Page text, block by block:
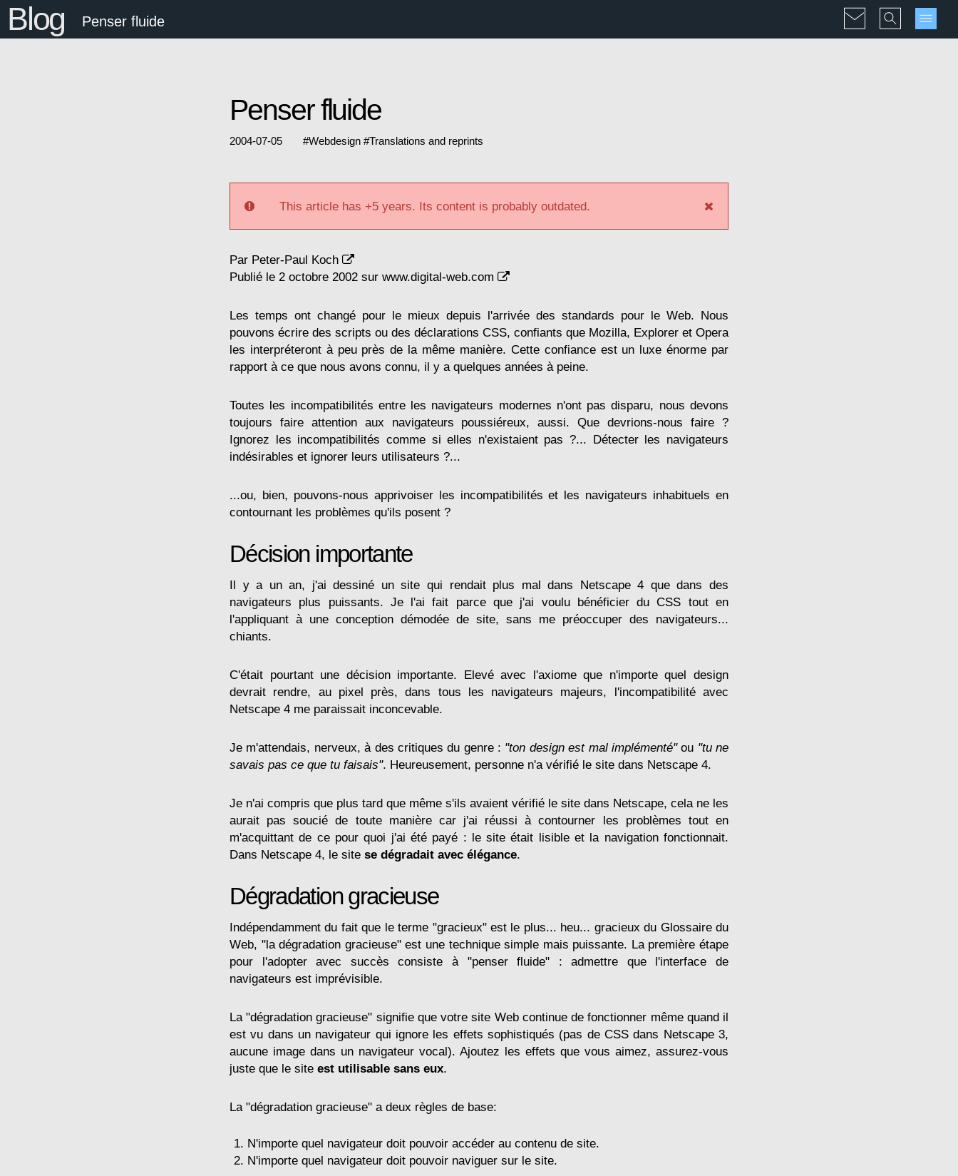
Blog Penser fluide
Penser fluide
2004-07-05 #Webdesign #Translations and reprints
This article has +5 years. Its content is probably outdated.
Par Peter-Paul Koch
Publié le 2 octobre 2002 sur www.digital-web.com
Les temps ont changé pour le mieux depuis l'arrivée des standards pour le Web. Nous
pouvons écrire des scripts ou des déclarations CSS, confiants que Mozilla, Explorer et Opera
les interpréteront à peu près de la même manière. Cette confiance est un luxe énorme par
rapport à ce que nous avons connu, il y a quelques années à peine.
Toutes les incompatibilités entre les navigateurs modernes n'ont pas disparu, nous devons
toujours faire attention aux navigateurs poussiéreux, aussi. Que devrions-nous faire ?
Ignorez les incompatibilités comme si elles n'existaient pas ?... Détecter les navigateurs
indésirables et ignorer leurs utilisateurs ?...
...ou, bien, pouvons-nous apprivoiser les incompatibilités et les navigateurs inhabituels en
contournant les problèmes qu'ils posent ?
Décision importante
Il y a un an, j'ai dessiné un site qui rendait plus mal dans Netscape 4 que dans des
navigateurs plus puissants. Je l'ai fait parce que j'ai voulu bénéficier du CSS tout en
l'appliquant à une conception démodée de site, sans me préoccuper des navigateurs...
chiants.
C'était pourtant une décision importante. Elevé avec l'axiome que n'importe quel design
devrait rendre, au pixel près, dans tous les navigateurs majeurs, l'incompatibilité avec
Netscape 4 me paraissait inconcevable.
Je m'attendais, nerveux, à des critiques du genre : "ton design est mal implémenté"ou "tu ne
savais pas ce que tu faisais". Heureusement, personne n'a vérifié le site dans Netscape 4.
Je n'ai compris que plus tard que même s'ils avaient vérifié le site dans Netscape, cela ne les
aurait pas soucié de toute manière car j'ai réussi à contourner les problèmes tout en
m'acquittant de ce pour quoi j'ai été payé : le site était lisible et la navigation fonctionnait.
Dans Netscape 4, le site se dégradait avec élégance.
Dégradation gracieuse
Indépendamment du fait que le terme "gracieux" est le plus... heu... gracieux du Glossaire du
Web, "la dégradation gracieuse" est une technique simple mais puissante. La première étape
pour l'adopter avec succès consiste à "penser fluide" : admettre que l'interface de
navigateurs est imprévisible.
La "dégradation gracieuse" signifie que votre site Web continue de fonctionner même quand il
est vu dans un navigateur qui ignore les effets sophistiqués (pas de CSS dans Netscape 3,
aucune image dans un navigateur vocal). Ajoutez les effets que vous aimez, assurez-vous
juste que le site est utilisable sans eux.
La "dégradation gracieuse" a deux règles de base:
N'importe quel navigateur doit pouvoir accéder au contenu de site.
N'importe quel navigateur doit pouvoir naviguer sur le site.